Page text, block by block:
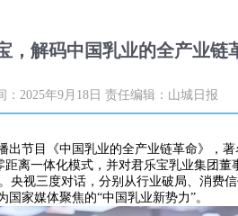
，解码中国乳业的全产业链
：2025年9月18日 责任编辑：山城日报
出节目《中国乳业的全产业链革命》，
离一体化模式，并对君乐宝乳业集团
央视三度对话，分别从行业破局、消费
家媒体聚焦的“中国乳业新势力”。